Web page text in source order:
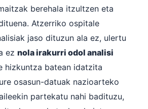
berehala itzultzen eta
Atzerriko ospitale
jaso dituzun ala ez, ulertu
ez nola irakurri odol analisi
hizkuntza batean idatzita
osasun-datuak nazioarteko
partekatu nahi badituzu,